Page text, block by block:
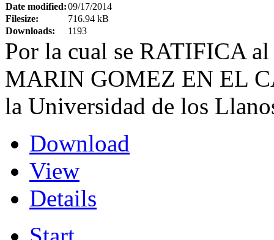
Date modified:09/17/2014
Filesize:
716.94 kB
Downloads:
1193
Por la cual se RATIFICA
MARIN GOMEZ EN EL
la Universidad de los
Download
View
Details